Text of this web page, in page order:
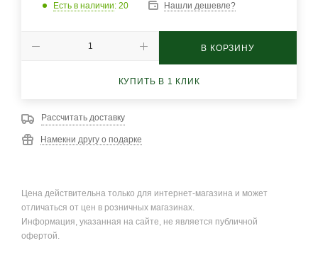
Есть в наличии: 20 Нашли дешевле?
В КОРЗИНУ
КУПИТЬ В 1 КЛИК
Рассчитать доставку
Намекни другу о подарке
Цена действительна только для интернет-магазина и может
отличаться от цен в розничных магазинах.
Информация, указанная на сайте, не является публичной
офертой.